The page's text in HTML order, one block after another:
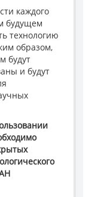
каждого
будущем
технологию
образом,
будут
и будут